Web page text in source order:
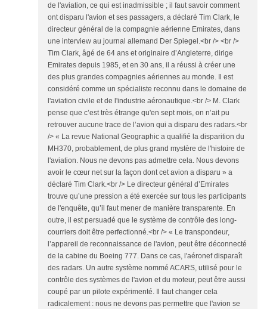
de l'aviation, ce qui est inadmissible ; il faut savoir comment
ont disparu l'avion et ses passagers, a déclaré Tim Clark, le
directeur général de la compagnie aérienne Emirates, dans
une interview au journal allemand Der Spiegel.<br /> <br />
Tim Clark, âgé de 64 ans et originaire d’Angleterre, dirige
Emirates depuis 1985, et en 30 ans, il a réussi à créer une
des plus grandes compagnies aériennes au monde. Il est
considéré comme un spécialiste reconnu dans le domaine de
l'aviation civile et de l'industrie aéronautique.<br /> M. Clark
pense que c’est très étrange qu'en sept mois, on n’ait pu
retrouver aucune trace de l’avion qui a disparu des radars.<br
/> « La revue National Geographic a qualifié la disparition du
MH370, probablement, de plus grand mystère de l'histoire de
l'aviation. Nous ne devons pas admettre cela. Nous devons
avoir le cœur net sur la façon dont cet avion a disparu » a
déclaré Tim Clark.<br /> Le directeur général d’Emirates
trouve qu’une pression a été exercée sur tous les participants
de l'enquête, qu’il faut mener de manière transparente. En
outre, il est persuadé que le système de contrôle des long-
courriers doit être perfectionné.<br /> « Le transpondeur,
l’appareil de reconnaissance de l'avion, peut être déconnecté
de la cabine du Boeing 777. Dans ce cas, l'aéronef disparaît
des radars. Un autre système nommé ACARS, utilisé pour le
contrôle des systèmes de l'avion et du moteur, peut être aussi
coupé par un pilote expérimenté. Il faut changer cela
radicalement : nous ne devons pas permettre que l'avion se